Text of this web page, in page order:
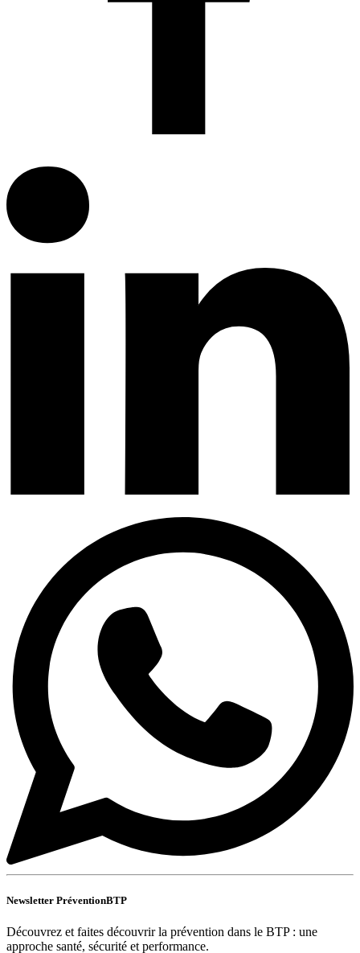
Newsletter PréventionBTP
Découvrez et faites découvrir la prévention dans le BTP : une
approche santé, sécurité et performance.